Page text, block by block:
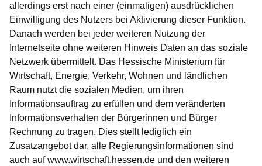
allerdings erst nach einer (einmaligen) ausdrücklichen
Einwilligung des Nutzers bei Aktivierung dieser Funktion.
Danach werden bei jeder weiteren Nutzung der
Internetseite ohne weiteren Hinweis Daten an das soziale
Netzwerk übermittelt. Das Hessische Ministerium für
Wirtschaft, Energie, Verkehr, Wohnen und ländlichen
Raum nutzt die sozialen Medien, um ihren
Informationsauftrag zu erfüllen und dem veränderten
Informationsverhalten der Bürgerinnen und Bürger
Rechnung zu tragen. Dies stellt lediglich ein
Zusatzangebot dar, alle Regierungsinformationen sind
auch auf www.wirtschaft.hessen.de und den weiteren